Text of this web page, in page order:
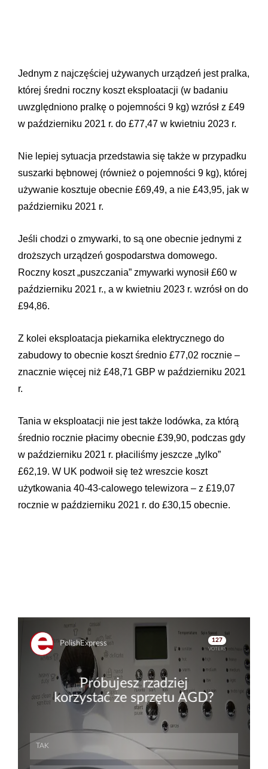
Jednym z najczęściej używanych urządzeń jest pralka,
której średni roczny koszt eksploatacji (w badaniu
uwzględniono pralkę o pojemności 9 kg) wzrósł z £49
w październiku 2021 r. do £77,47 w kwietniu 2023 r.
Nie lepiej sytuacja przedstawia się także w przypadku
suszarki bębnowej (również o pojemności 9 kg), której
używanie kosztuje obecnie £69,49, a nie £43,95, jak w
październiku 2021 r.
Jeśli chodzi o zmywarki, to są one obecnie jednymi z
droższych urządzeń gospodarstwa domowego.
Roczny koszt „puszczania” zmywarki wynosił £60 w
październiku 2021 r., a w kwietniu 2023 r. wzrósł on do
£94,86.
Z kolei eksploatacja piekarnika elektrycznego do
zabudowy to obecnie koszt średnio £77,02 rocznie –
znacznie więcej niż £48,71 GBP w październiku 2021
r.
Tania w eksploatacji nie jest także lodówka, za którą
średnio rocznie płacimy obecnie £39,90, podczas gdy
w październiku 2021 r. płaciliśmy jeszcze „tylko”
£62,19. W UK podwoił się też wreszcie koszt
użytkowania 40-43-calowego telewizora – z £19,07
rocznie w październiku 2021 r. do £30,15 obecnie.
Skip